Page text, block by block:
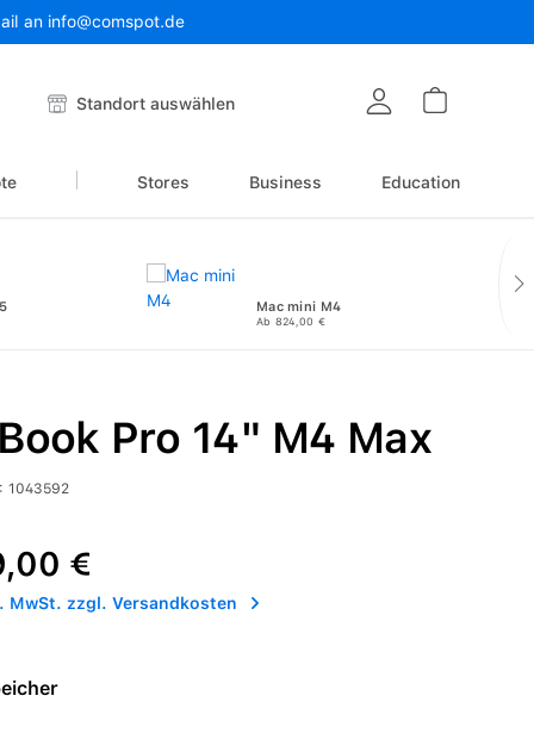
an info@comspot.de
Standort auswählen
Stores Business Education
Mac mini M4
Ab 824,00 €
Pro 14" M4 Max
1043592
€
MwSt. zzgl. Versandkosten